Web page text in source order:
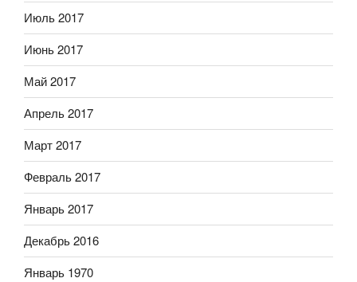
Июль 2017
Июнь 2017
Май 2017
Апрель 2017
Март 2017
Февраль 2017
Январь 2017
Декабрь 2016
Январь 1970